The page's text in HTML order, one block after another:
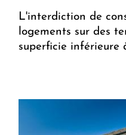
L'interdiction de
logements sur des
superficie inférieure